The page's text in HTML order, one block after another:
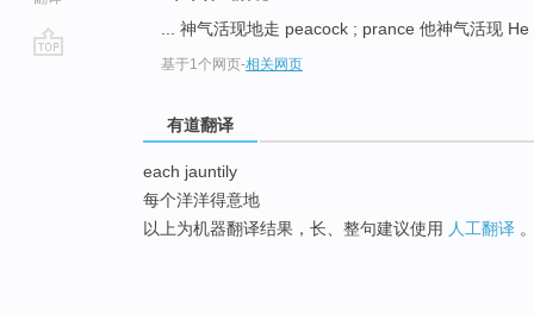
... 神气活现地走 peacock ; prance 他神气活现
基于1个网页-相关网页
有道翻译
each jauntily
每个洋洋得意地
以上为机器翻译结果，长、整句建议使用 人工翻译